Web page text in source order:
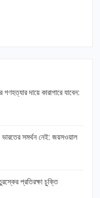
গণহত্যার দায়ে কারাগারে যাবেন:
ভারতের সমর্থন নেই: জয়সওয়াল
প্রতিরক্ষা চুক্তি